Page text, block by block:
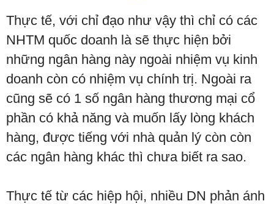
Thực tế, với chỉ đạo như vậy thì chỉ có các
NHTM quốc doanh là sẽ thực hiện bởi
những ngân hàng này ngoài nhiệm vụ kinh
doanh còn có nhiệm vụ chính trị. Ngoài ra
cũng sẽ có 1 số ngân hàng thương mại cổ
phần có khả năng và muốn lấy lòng khách
hàng, được tiếng với nhà quản lý còn còn
các ngân hàng khác thì chưa biết ra sao.
Thực tế từ các hiệp hội, nhiều DN phản ánh